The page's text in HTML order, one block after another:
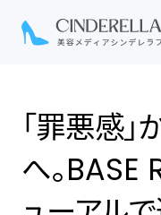
「罪悪感」
へ。BASE